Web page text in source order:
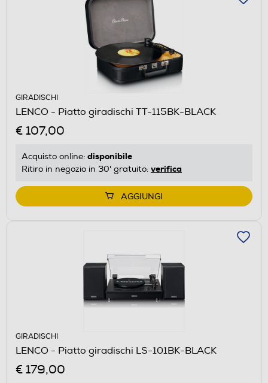
GIRADISCHI
LENCO - Piatto giradischi TT-115BK-BLACK
€ 107,00
Acquisto online: disponibile
Ritiro in negozio in 30' gratuito: verifica
AGGIUNGI
GIRADISCHI
LENCO - Piatto giradischi LS-101BK-BLACK
€ 179,00